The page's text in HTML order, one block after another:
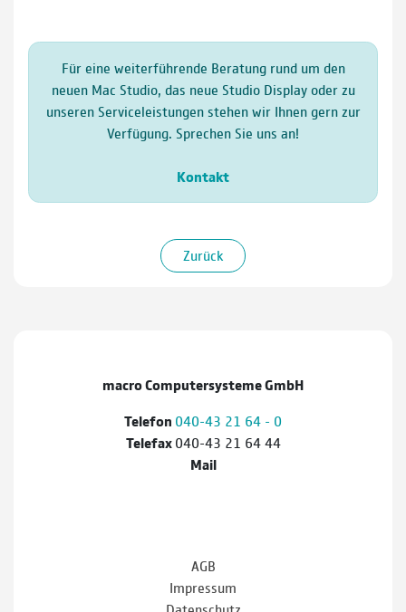
Für eine weiterführende Beratung rund um den
neuen Mac Studio, das neue Studio Display oder zu
unseren Serviceleistungen stehen wir Ihnen gern zur
Verfügung. Sprechen Sie uns an!
Kontakt
Zurück
macro Computersysteme GmbH
Telefon 040-43 21 64 - 0
Telefax040-43 21 64 44
Mail
AGB
Impressum